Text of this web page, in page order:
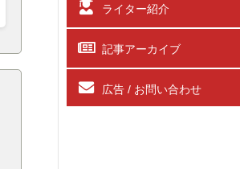
ライター紹介
記事アーカイブ
広告 / お問い合わせ